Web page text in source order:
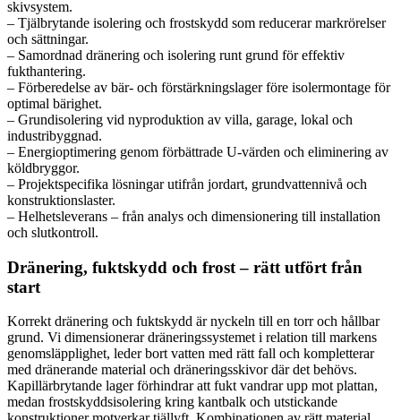
skivsystem.
– Tjälbrytande isolering och frostskydd som reducerar markrörelser
och sättningar.
– Samordnad dränering och isolering runt grund för effektiv
fukthantering.
– Förberedelse av bär- och förstärkningslager före isolermontage för
optimal bärighet.
– Grundisolering vid nyproduktion av villa, garage, lokal och
industribyggnad.
– Energioptimering genom förbättrade U‑värden och eliminering av
köldbryggor.
– Projektspecifika lösningar utifrån jordart, grundvattennivå och
konstruktionslaster.
– Helhetsleverans – från analys och dimensionering till installation
och slutkontroll.
Dränering, fuktskydd och frost – rätt utfört från
start
Korrekt dränering och fuktskydd är nyckeln till en torr och hållbar
grund. Vi dimensionerar dräneringssystemet i relation till markens
genomsläpplighet, leder bort vatten med rätt fall och kompletterar
med dränerande material och dräneringsskivor där det behövs.
Kapillärbrytande lager förhindrar att fukt vandrar upp mot plattan,
medan frostskyddsisolering kring kantbalk och utstickande